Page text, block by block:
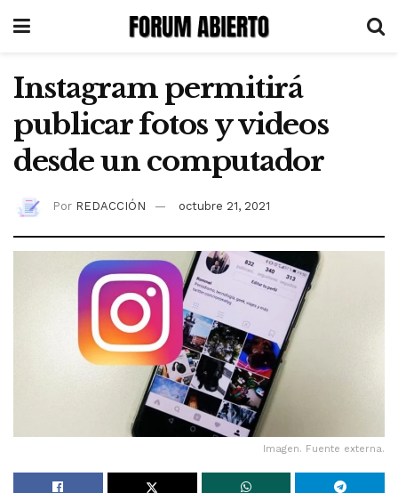
Instagram permitirá
publicar fotos y videos
desde un computador
Por REDACCIÓN octubre 21, 2021
Imagen. Fuente externa.